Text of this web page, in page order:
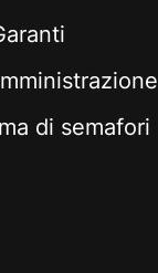
di semafori